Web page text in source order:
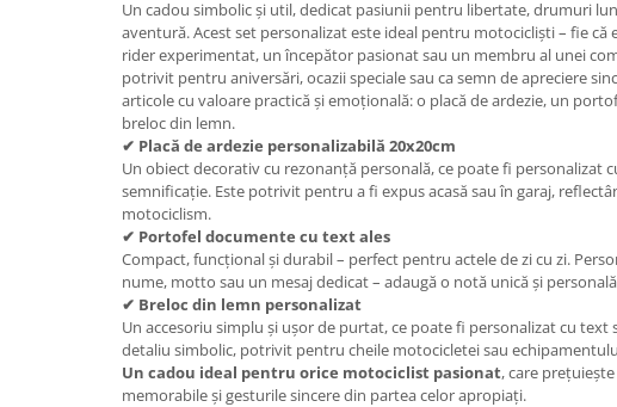
Un cadou simbolic și util, dedicat pasiunii pentru libertate, drumuri
aventură. Acest set personalizat este ideal pentru motocicliști – fie că
rider experimentat, un începător pasionat sau un membru al unei
potrivit pentru aniversări, ocazii speciale sau ca semn de apreciere
articole cu valoare practică și emoțională: o placă de ardezie, un
breloc din lemn.
✔ Placă de ardezie personalizabilă 20x20cm
Un obiect decorativ cu rezonanță personală, ce poate fi personalizat
semnificație. Este potrivit pentru a fi expus acasă sau în garaj,
motociclism.
✔ Portofel documente cu text ales
Compact, funcțional și durabil – perfect pentru actele de zi cu zi.
nume, motto sau un mesaj dedicat – adaugă o notă unică și
✔ Breloc din lemn personalizat
Un accesoriu simplu și ușor de purtat, ce poate fi personalizat cu text
detaliu simbolic, potrivit pentru cheile motocicletei sau
Un cadou ideal pentru orice motociclist pasionat, care
memorabile și gesturile sincere din partea celor apropiați.